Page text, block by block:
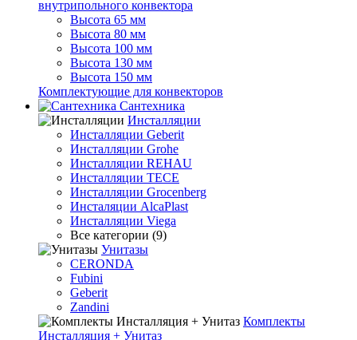
внутрипольного конвектора
Высота 65 мм
Высота 80 мм
Высота 100 мм
Высота 130 мм
Высота 150 мм
Комплектующие для конвекторов
Сантехника
Инсталляции
Инсталляции Geberit
Инсталляции Grohe
Инсталляции REHAU
Инсталляции TECE
Инсталляции Grocenberg
Инсталяции AlcaPlast
Инсталляции Viega
Все категории (9)
Унитазы
CERONDA
Fubini
Geberit
Zandini
Комплекты
Инсталляция + Унитаз